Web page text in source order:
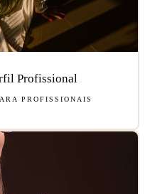
Profissional
PROFISSIONAIS